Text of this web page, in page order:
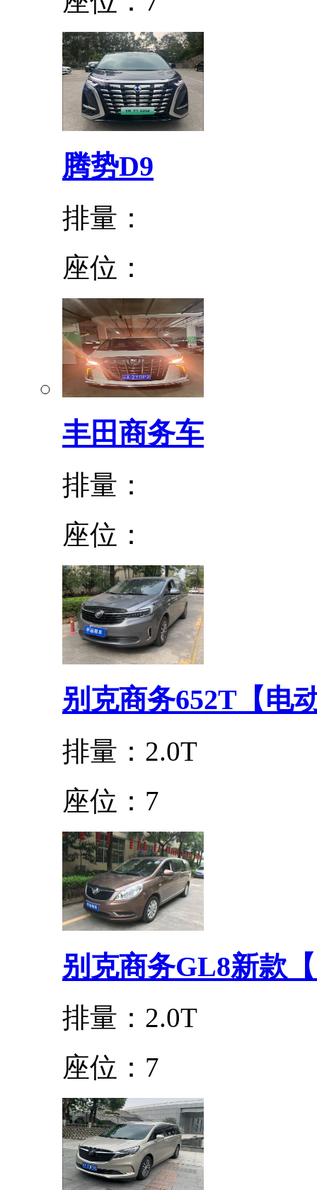
腾势D9
排量：
座位：
丰田商务车
排量：
座位：
别克商务652T【电
排量：2.0T
座位：7
别克商务GL8新款
排量：2.0T
座位：7